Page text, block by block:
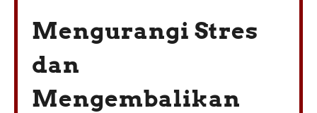
Mengurangi Stres
dan
Mengembalikan